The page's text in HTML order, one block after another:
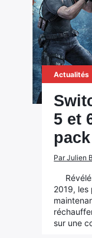
Actualités
5 et
Par Julien
2019, les
sur une